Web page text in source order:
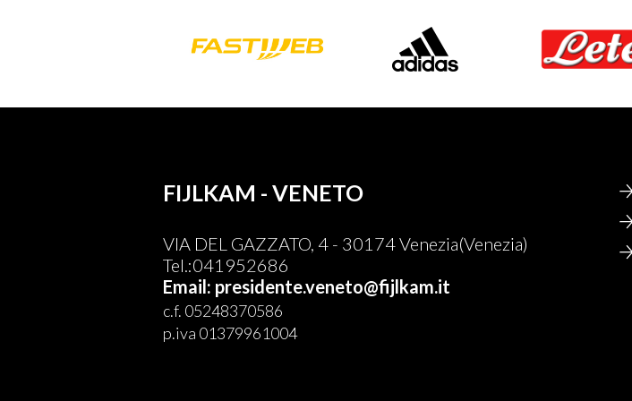
FIJLKAM - VENETO
VIA DEL GAZZATO, 4 - 30174 Venezia(Venezia)
Tel.:041952686
Email: presidente.veneto@fijlkam.it
c.f. 05248370586
p.iva 01379961004